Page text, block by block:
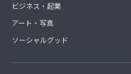
ビジネス・起業
アート・写真
ソーシャルグッド